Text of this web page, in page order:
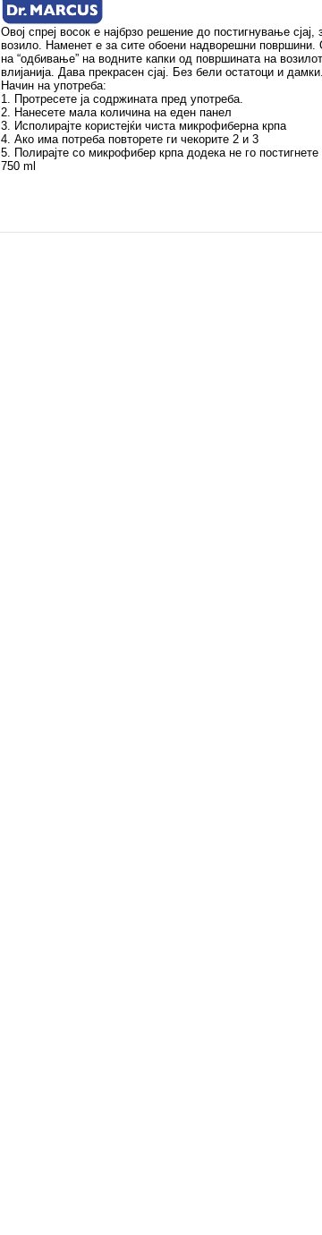
Овој спреј восок е најбрзо решение до постигнување
возило. Наменет е за сите обоени надворешни површини.
на “одбивање” на водните капки од површината на
влијанија. Дава прекрасен сјај. Без бели остатоци и
Начин на употреба:
1. Протресете ја содржината пред употреба.
2. Нанесете мала количина на еден панел
3. Исполирајте користејќи чиста микрофиберна крпа
4. Ако има потреба повторете ги чекорите 2 и 3
5. Полирајте со микрофибер крпа додека не го постигнете
750 ml